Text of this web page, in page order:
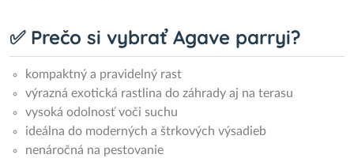
✅ Prečo si vybrať Agave parryi?
kompaktný a pravidelný rast
výrazná exotická rastlina do záhrady aj na terasu
vysoká odolnosť voči suchu
ideálna do moderných a štrkových výsadieb
nenáročná na pestovanie